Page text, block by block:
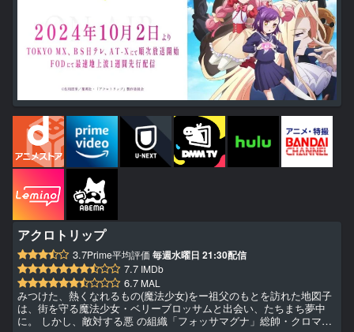
アクロトリップ
3.7Prime平均評価 毎週水曜日 21:30配信
7.7 IMDb
6.7 MAL
みつけた、熱くなれるもの(魔法少女)をー祖父のもとを訪れた地図子
は、街を守る魔法少女・ベリーブロッサムと出会い、たちまち夢中
に。 しかし、敵対する悪 の組織「フォッサマグナ」総帥・クロマの